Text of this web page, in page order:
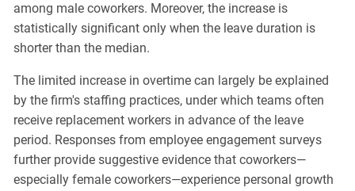
among male coworkers. Moreover, the increase is
statistically significant only when the leave duration is
shorter than the median.
The limited increase in overtime can largely be explained
by the firm's staffing practices, under which teams often
receive replacement workers in advance of the leave
period. Responses from employee engagement surveys
further provide suggestive evidence that coworkers—
especially female coworkers—experience personal growth